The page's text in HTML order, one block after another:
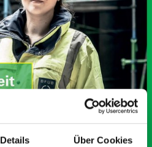
Details Über Cookies